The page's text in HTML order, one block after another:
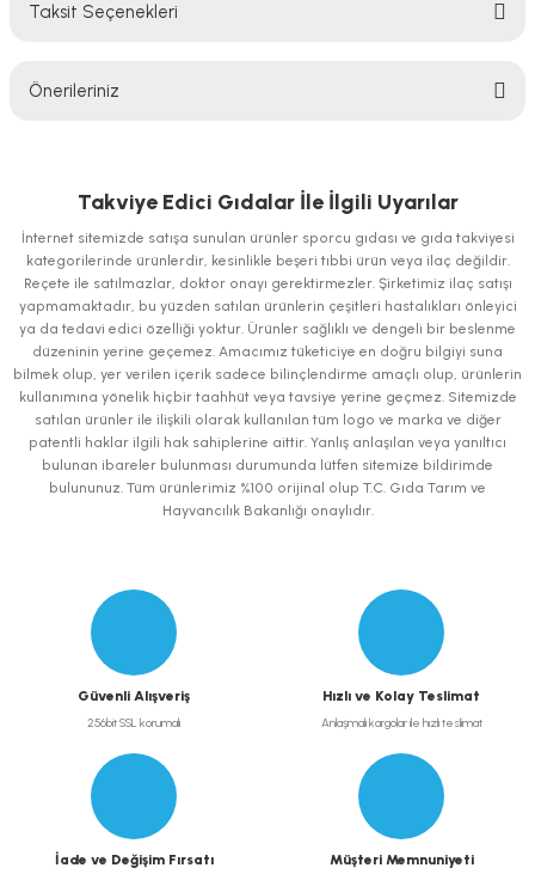
Taksit Seçenekleri
Önerileriniz
iletebilirsiniz.
Görüş ve önerileriniz için teşekkür ederiz.
Ürün resmi kalitesiz, bozuk veya görüntülenemiyor.
Ürün açıklamasında eksik bilgiler bulunuyor.
Ürün bilgilerinde hatalar bulunuyor.
Ürün fiyatı diğer sitelerden daha pahalı.
Bu ürüne benzer farklı alternatifler olmalı.
Takviye Edici Gıdalar İle İlgili Uyarılar
İnternet sitemizde satışa sunulan ürünler sporcu gıdası ve gıda takviyesi
kategorilerinde ürünlerdir, kesinlikle beşeri tıbbi ürün veya ilaç değildir.
Reçete ile satılmazlar, doktor onayı gerektirmezler. Şirketimiz ilaç satışı
yapmamaktadır, bu yüzden satılan ürünlerin çeşitleri hastalıkları önleyici
ya da tedavi edici özelliği yoktur. Ürünler sağlıklı ve dengeli bir beslenme
düzeninin yerine geçemez. Amacımız tüketiciye en doğru bilgiyi suna
bilmek olup, yer verilen içerik sadece bilinçlendirme amaçlı olup, ürünlerin
kullanımına yönelik hiçbir taahhüt veya tavsiye yerine geçmez. Sitemizde
satılan ürünler ile ilişkili olarak kullanılan tüm logo ve marka ve diğer
patentli haklar ilgili hak sahiplerine aittir. Yanlış anlaşılan veya yanıltıcı
bulunan ibareler bulunması durumunda lütfen sitemize bildirimde
bulununuz. Tüm ürünlerimiz %100 orijinal olup T.C. Gıda Tarım ve
Hayvancılık Bakanlığı onaylıdır.
Güvenli Alışveriş
256bit SSL korumalı
Hızlı ve Kolay Teslimat
Anlaşmalı kargolar ile hızlı teslimat
İade ve Değişim Fırsatı Müşteri Memnuniyeti